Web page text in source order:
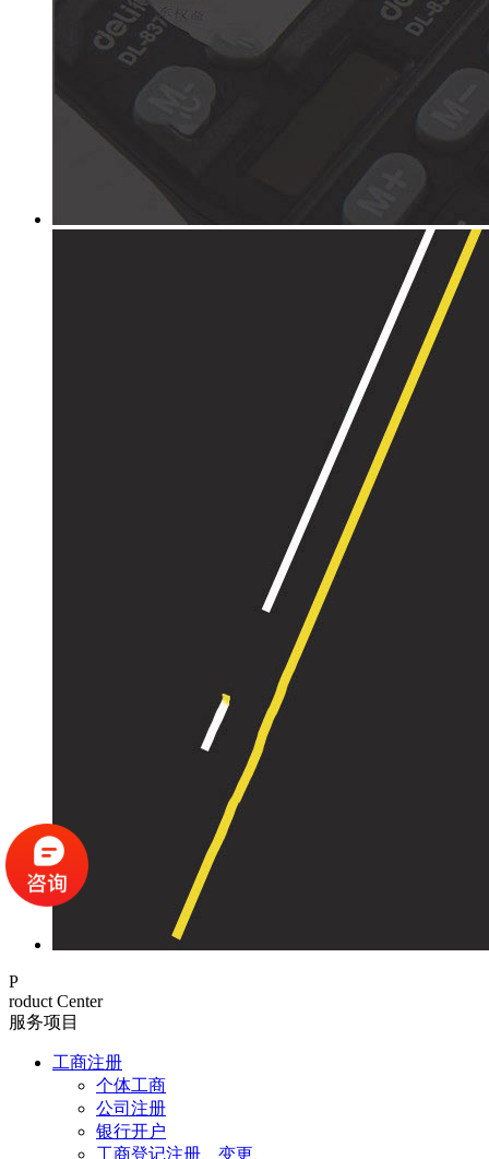
P
roduct Center
服务项目
工商注册
个体工商
公司注册
银行开户
工商登记注册、变更、